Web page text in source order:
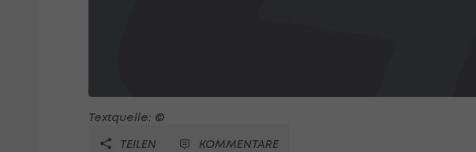
Textquelle: ©
TEILEN
KOMMENTARE